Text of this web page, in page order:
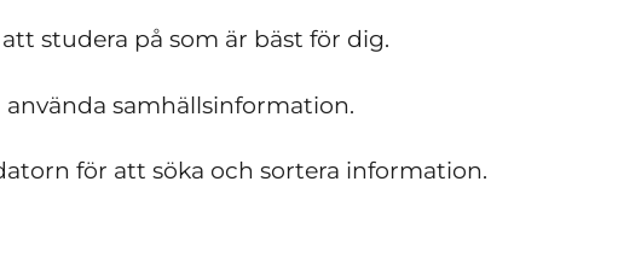
studera på som är bäst för dig.
samhällsinformation.
för att söka och sortera information.